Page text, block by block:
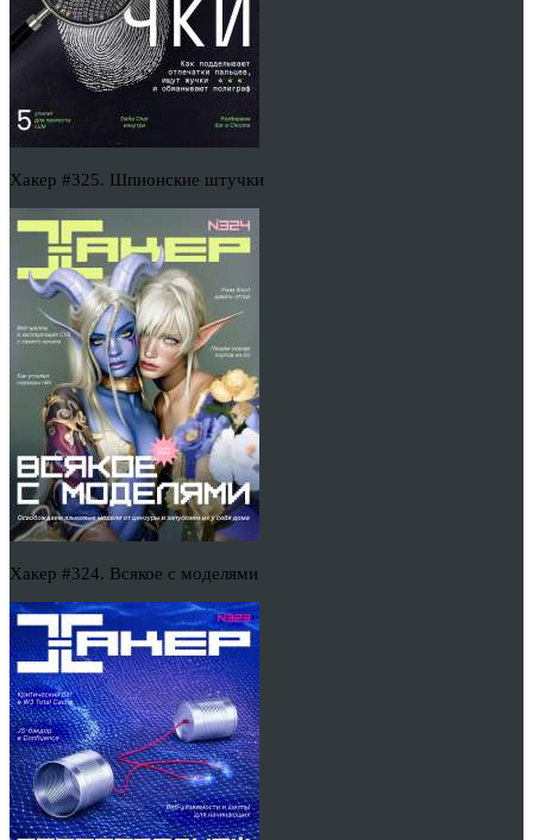
Хакер #325. Шпионские штучки
Хакер #324. Всякое с моделями